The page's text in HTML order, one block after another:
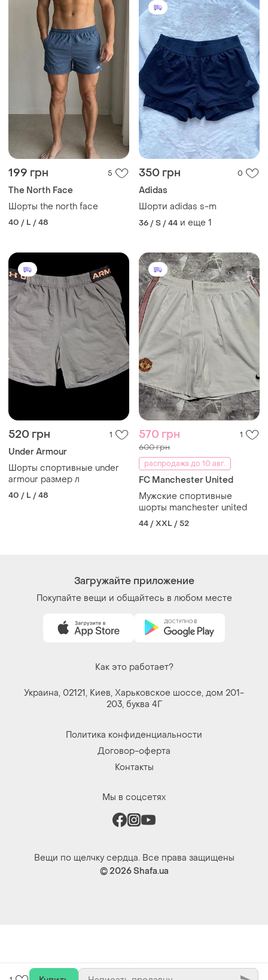
199 грн 5
The North Face
Шорты the north face
40 / L / 48
350 грн 0
Adidas
Шорти adidas s-m
36 / S / 44 и еще 1
520 грн 1
Under Armour
Шорты спортивные under
armour размер л
40 / L / 48
570 грн 1
600 грн
распродажа до 10 авг.
FC Manchester United
Мужские спортивные
шорты manchester united
44 / XXL / 52
Загружайте приложение
Покупайте вещи и общайтесь в любом месте
Как это работает?
Украина, 02121, Киев, Харьковское шоссе, дом 201-
203, буква 4Г
Политика конфиденциальности
Договор-оферта
Контакты
Мы в соцсетях
Вещи по щелчку сердца. Все права защищены
© 2026Shafa.ua